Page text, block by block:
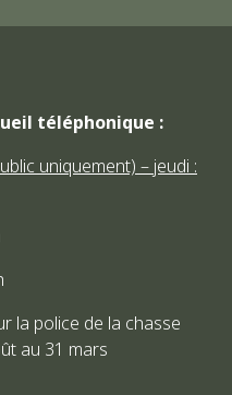
téléphonique :
uniquement) – jeudi :
la police de la chasse
au 31 mars